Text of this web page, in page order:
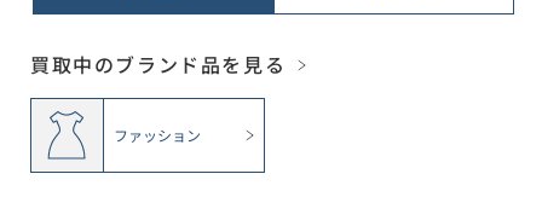
買取中のブランド品を見る
ファッション